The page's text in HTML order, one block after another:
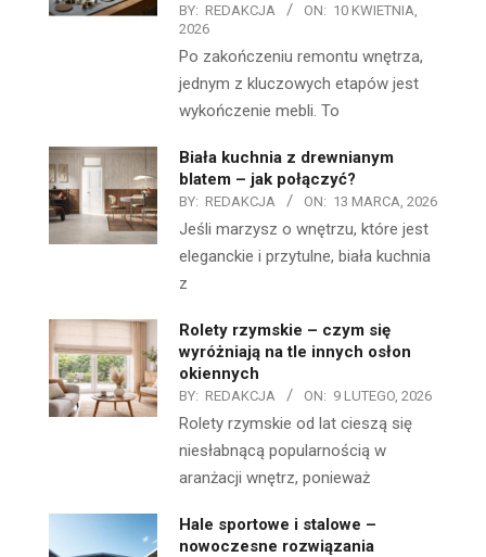
BY: REDAKCJA ON: 10 KWIETNIA,
2026
Po zakończeniu remontu wnętrza,
jednym z kluczowych etapów jest
wykończenie mebli. To
Biała kuchnia z drewnianym
blatem – jak połączyć?
BY: REDAKCJA ON: 13 MARCA, 2026
Jeśli marzysz o wnętrzu, które jest
eleganckie i przytulne, biała kuchnia
z
Rolety rzymskie – czym się
wyróżniają na tle innych osłon
okiennych
BY: REDAKCJA ON: 9 LUTEGO, 2026
Rolety rzymskie od lat cieszą się
niesłabnącą popularnością w
aranżacji wnętrz, ponieważ
Hale sportowe i stalowe –
nowoczesne rozwiązania